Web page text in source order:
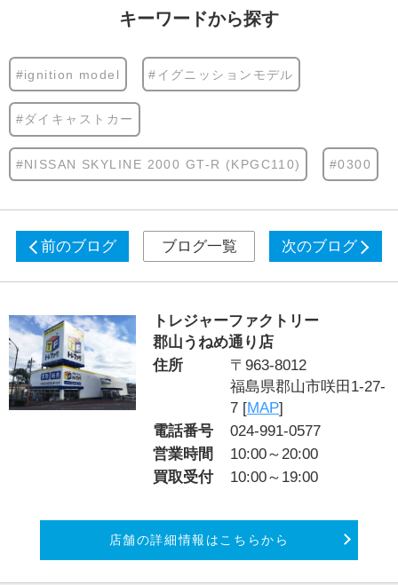
キーワードから探す
#ignition model #イグニッションモデル
#ダイキャストカー
#NISSAN SKYLINE 2000 GT-R (KPGC110) #0300
前のブログ ブログ一覧 次のブログ
トレジャーファクトリー
郡山うねめ通り店
住所
〒963-8012
福島県郡山市咲田1-27-
7 [MAP]
電話番号
024-991-0577
営業時間
10:00～20:00
買取受付
10:00～19:00
店舗の詳細情報はこちらから